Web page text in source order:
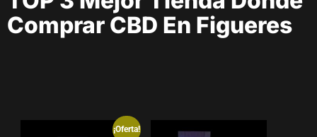
Comprar CBD En Figueres
¡Oferta!